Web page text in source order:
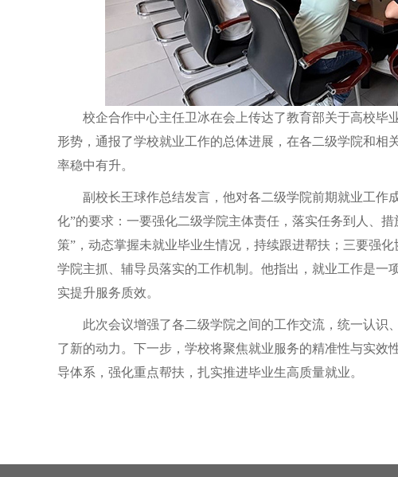
校企合作中心主任卫冰在会上传达了教育部关于高校毕
形势，通报了学校就业工作的总体进展，在各二级学院和相
率稳中有升。
副校长王球作总结发言，他对各二级学院前期就业工作
化”的要求：一要强化二级学院主体责任，落实任务到人、
策”，动态掌握未就业毕业生情况，持续跟进帮扶；三要强
学院主抓、辅导员落实的工作机制。他指出，就业工作是一
实提升服务质效。
此次会议增强了各二级学院之间的工作交流，统一认识
了新的动力。下一步，学校将聚焦就业服务的精准性与实效
导体系，强化重点帮扶，扎实推进毕业生高质量就业。